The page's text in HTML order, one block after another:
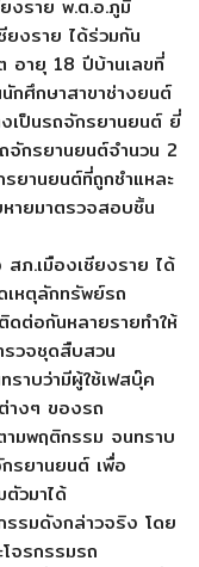
งราย พ.ต.อ.ภูมิ
งราย ได้ร่วมกัน
อายุ 18 ปีบ้านเลขที่
กศึกษาสาขาช่างยนต์
เป็นรถจักรยานยนต์ ยี่
จักรยานยนต์จำนวน 2
ยานยนต์ที่ถูกชำแหละ
ายมาตรวจสอบชิ้น
สภ.เมืองเชียงราย ได้
เหตุลักทรัพย์รถ
ต่อกันหลายรายทำให้
รวจชุดสืบสวน
ราบว่ามีผู้ใช้เฟสบุ๊ค
างๆ ของรถ
ามพฤติกรรม จนทราบ
รยานยนต์ เพื่อ
วมาได้
รรมดังกล่าวจริง โดย
จรกรรมรถ